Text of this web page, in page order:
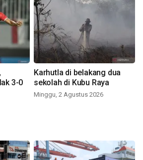
3-0
Karhutla di belakang dua
sekolah di Kubu Raya
Minggu, 2 Agustus 2026